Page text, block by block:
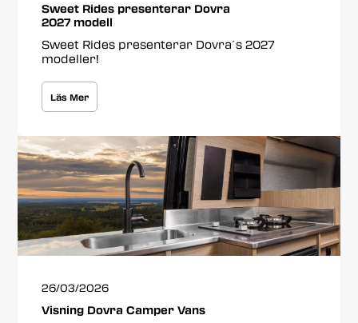
Sweet Rides presenterar Dovra
2027 modell
Sweet Rides presenterar Dovra´s 2027
modeller!
Läs Mer
26/03/2026
Visning Dovra Camper Vans